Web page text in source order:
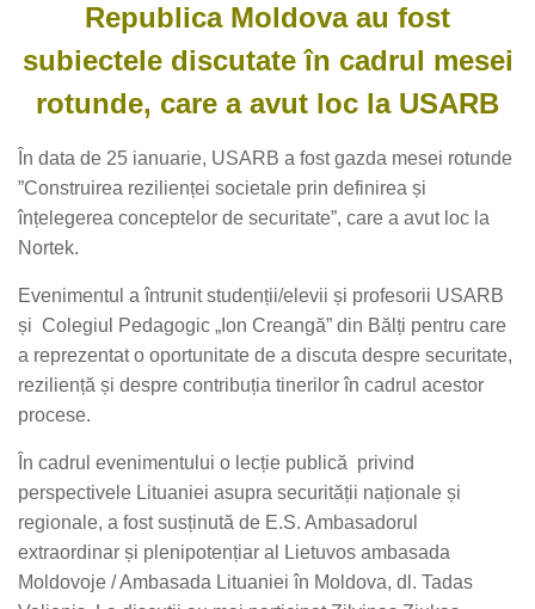
Republica Moldova au fost
subiectele discutate în cadrul mesei
rotunde, care a avut loc la USARB
În data de 25 ianuarie, USARB a fost gazda mesei rotunde
”Construirea rezilienței societale prin definirea și
înțelegerea conceptelor de securitate”, care a avut loc la
Nortek.
Evenimentul a întrunit studenții/elevii și profesorii USARB
și Colegiul Pedagogic „Ion Creangă” din Bălți pentru care
a reprezentat o oportunitate de a discuta despre securitate,
reziliență și despre contribuția tinerilor în cadrul acestor
procese.
În cadrul evenimentului o lecție publică privind
perspectivele Lituaniei asupra securității naționale și
regionale, a fost susținută de E.S. Ambasadorul
extraordinar și plenipotențiar al Lietuvos ambasada
Moldovoje / Ambasada Lituaniei în Moldova, dl. Tadas